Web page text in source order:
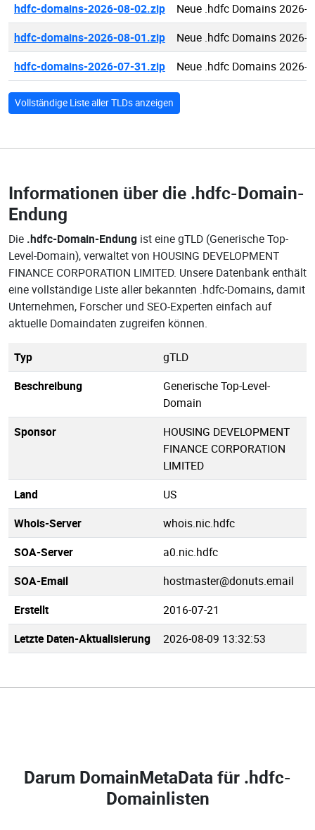
hdfc-domains-2026-08-02.zip
Neue .hdfc Domains 2026-
hdfc-domains-2026-08-01.zip
Neue .hdfc Domains 2026-
hdfc-domains-2026-07-31.zip
Neue .hdfc Domains 2026-
Vollständige Liste aller TLDs anzeigen
Informationen über die .hdfc-Domain-
Endung
Die .hdfc-Domain-Endung ist eine gTLD (Generische Top-
Level-Domain), verwaltet von HOUSING DEVELOPMENT
FINANCE CORPORATION LIMITED. Unsere Datenbank enthält
eine vollständige Liste aller bekannten .hdfc-Domains, damit
Unternehmen, Forscher und SEO-Experten einfach auf
aktuelle Domaindaten zugreifen können.
Typ
gTLD
Beschreibung
Generische Top-Level-
Domain
Sponsor
HOUSING DEVELOPMENT
FINANCE CORPORATION
LIMITED
Land
US
Whois-Server
whois.nic.hdfc
SOA-Server
a0.nic.hdfc
SOA-Email
hostmaster@donuts.email
Erstellt
2016-07-21
Letzte Daten-Aktualisierung
2026-08-09 13:32:53
Darum DomainMetaData für .hdfc-
Domainlisten